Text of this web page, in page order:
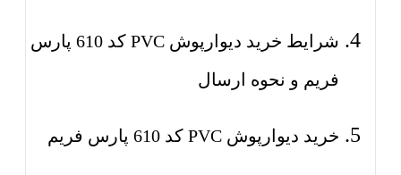
شرایط خرید دیوارپوش PVC کد 610 پارس
فریم و نحوه ارسال
خرید دیوارپوش PVC کد 610 پارس فریم